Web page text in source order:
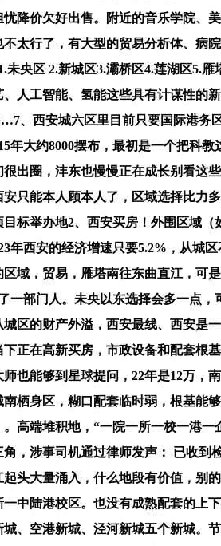
降价欠好出售。附近的音乐学院
太行了，有大型的贸易分析体、
央区 2.新城区3.灞桥区4.莲湖区5.
人工智能、氢能这些具有计谋性的
、西安城六区里目前只要国际港
大约8000摆布，最初是一个把科
出圈，沣东也慢慢正在成长别看
只能本人顾本人了，区域选择比力
标举办地2、西安买房！外围区域
西安的经济增速只要5.2%，从城
域，贸易，雁塔南往东曲直江，
部门人。未央以东选择会多一点
区的财产外溢，西安最线、西安是
正在高新买房，市政设备和配套根
也能够到星球提问，22年是12万
栖身区，糊口配套临时弱，根基
高端堆积地，“一院一所一校一港
，涉事司机通过律师发声： 已收
头大量涌入，什么地段有价值，别
中陆港校区。也没有成熟配套的
、空港新城、泾河新城五个新城